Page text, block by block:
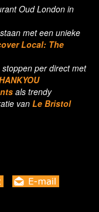
Oud London in
met een unieke
Local: The
per direct met
als trendy
van Le Bristol